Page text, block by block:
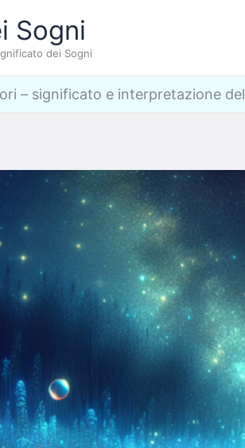
Sogni
dei Sogni
– significato e interpretazione